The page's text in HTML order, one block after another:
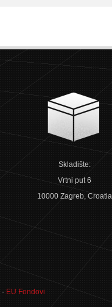
Skladište:
Vrtni put 6
10000 Zagreb, Croatia
· EU Fondovi